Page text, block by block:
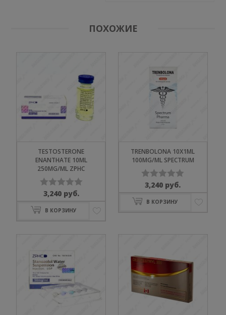
ПОХОЖИЕ
TESTOSTERONE
ENANTHATE 10ML
250MG/ML ZPHC
Оценка
0
3,240 руб.
В КОРЗИНУ
TRENBOLONA 10X1ML
100MG/ML SPECTRUM
Оценка
0
3,240 руб.
В КОРЗИНУ